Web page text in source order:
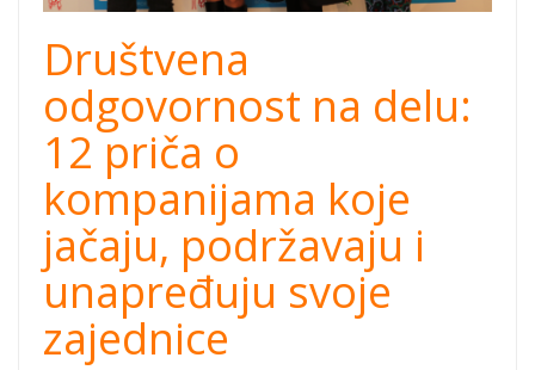
Društvena
odgovornost na delu:
12 priča o
kompanijama koje
jačaju, podržavaju i
unapređuju svoje
zajednice